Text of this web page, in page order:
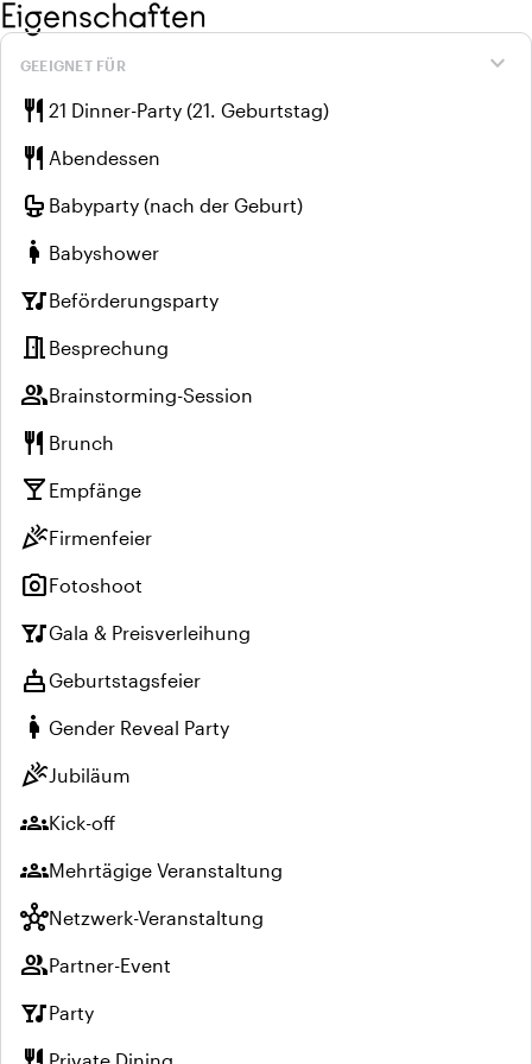
Eigenschaften
expand_more
GEEIGNET FÜR
restaurant 21 Dinner-Party (21. Geburtstag)
restaurant Abendessen
crib Babyparty (nach der Geburt)
pregnant_woman Babyshower
nightlifeBeförderungsparty
meeting_room Besprechung
groupBrainstorming-Session
restaurant Brunch
local_bar Empfänge
celebrationFirmenfeier
photo_cameraFotoshoot
nightlifeGala & Preisverleihung
cakeGeburtstagsfeier
pregnant_woman Gender Reveal Party
celebrationJubiläum
groupsKick-off
groupsMehrtägige Veranstaltung
hubNetzwerk-Veranstaltung
groupPartner-Event
nightlifeParty